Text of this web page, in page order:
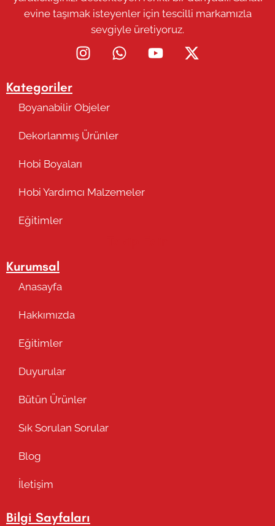
evine taşımak isteyenler için tescilli markamızla
sevgiyle üretiyoruz.
Kategoriler
Boyanabilir Objeler
Dekorlanmış Ürünler
Hobi Boyaları
Hobi Yardımcı Malzemeler
Eğitimler
Kurumsal
Anasayfa
Hakkımızda
Eğitimler
Duyurular
Bütün Ürünler
Sık Sorulan Sorular
Blog
İletişim
Bilgi Sayfaları